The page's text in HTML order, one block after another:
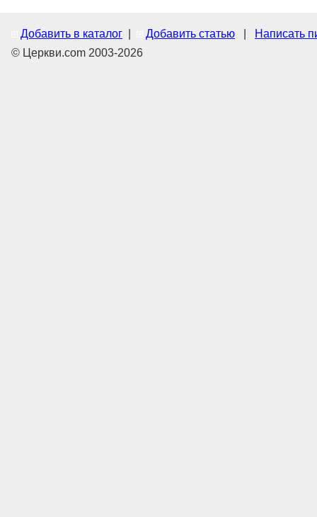
Добавить в каталог Добавить статью
Написать
© Церкви.com 2003-2026